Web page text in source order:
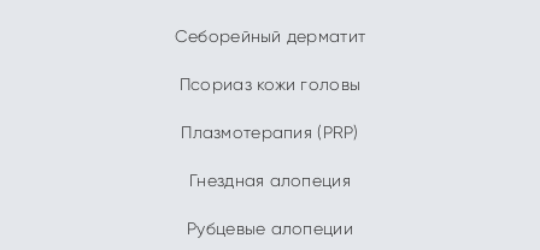
Себорейный дерматит
Псориаз кожи головы
Плазмотерапия (PRP)
Гнездная алопеция
Рубцевые алопеции